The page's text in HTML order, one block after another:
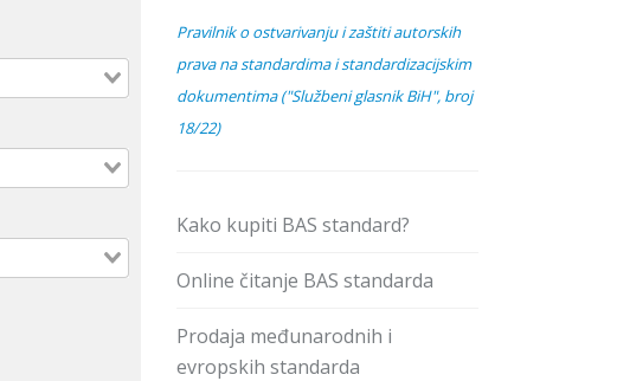
Pravilnik o ostvarivanju i zaštiti autorskih
prava na standardima i standardizacijskim
dokumentima ("Službeni glasnik BiH", broj
18/22)
Kako kupiti BAS standard?
Online čitanje BAS standarda
Prodaja međunarodnih i
evropskih standarda